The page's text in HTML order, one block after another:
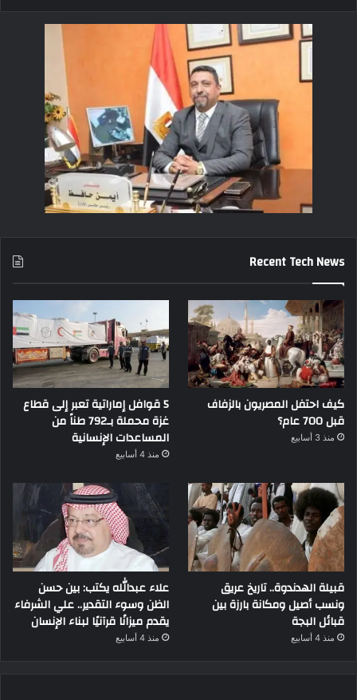
Recent Tech News
كيف احتفل المصريون بالزفاف
قبل 700 عام؟
منذ 3 أسابيع
5 قوافل إماراتية تعبر إلى قطاع
غزة محملة بـ792 طناً من
المساعدات الإنسانية
منذ 4 أسابيع
قبيلة الهدندوة.. تاريخ عريق
ونسب أصيل ومكانة بارزة بين
قبائل البجة
منذ 4 أسابيع
علاء عبدالله يكتب: بين حسن
الظن وسوء التقدير.. علي الشرفاء
يقدم ميزانًا قرآنيًا لبناء الإنسان
منذ 4 أسابيع